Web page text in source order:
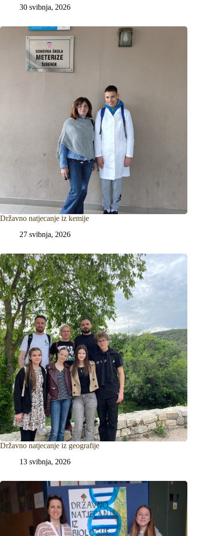
30 svibnja, 2026
Državno natjecanje iz kemije
27 svibnja, 2026
Državno natjecanje iz geografije
13 svibnja, 2026